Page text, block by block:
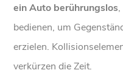
ein Auto berührungslos
bedienen, um
erzielen.
verkürzen die Zeit.